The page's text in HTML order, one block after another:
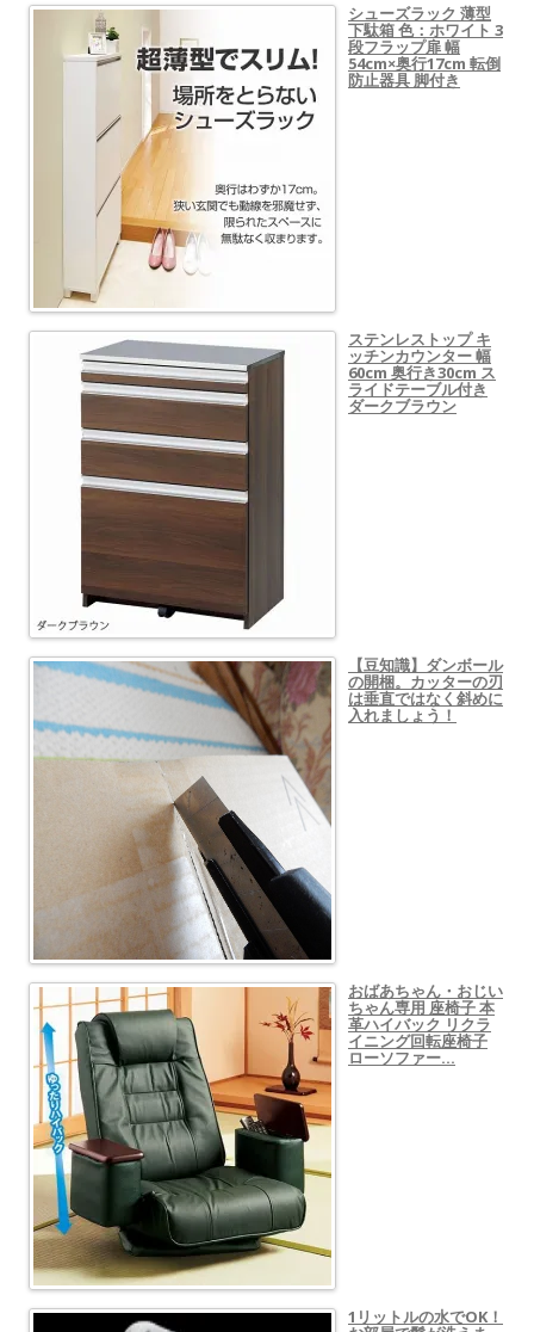
シューズラック 薄型
下駄箱 色：ホワイト 3
段フラップ扉 幅
54cm×奥行17cm 転倒
防止器具 脚付き
ステンレストップ キ
ッチンカウンター 幅
60cm 奥行き30cm ス
ライドテーブル付き
ダークブラウン
【豆知識】ダンボール
の開梱。カッターの刃
は垂直ではなく斜めに
入れましょう！
おばあちゃん・おじい
ちゃん専用 座椅子 本
革ハイバック リクラ
イニング回転座椅子
ローソファー…
1リットルの水でOK！